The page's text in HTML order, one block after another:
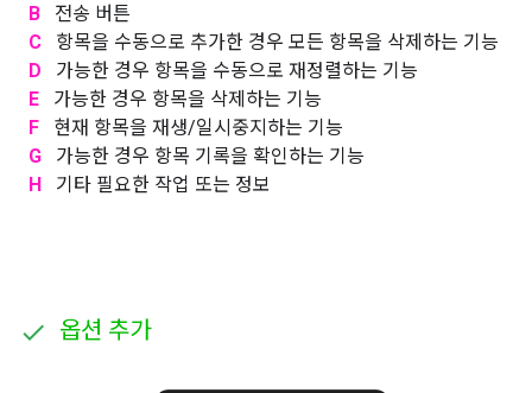
B
전송 버튼
C
항목을 수동으로 추가한 경우 모든 항목을 삭제하는 기능
D
가능한 경우 항목을 수동으로 재정렬하는 기능
E
가능한 경우 항목을 삭제하는 기능
F
현재 항목을 재생/일시중지하는 기능
G
가능한 경우 항목 기록을 확인하는 기능
H
기타 필요한 작업 또는 정보
옵션 추가